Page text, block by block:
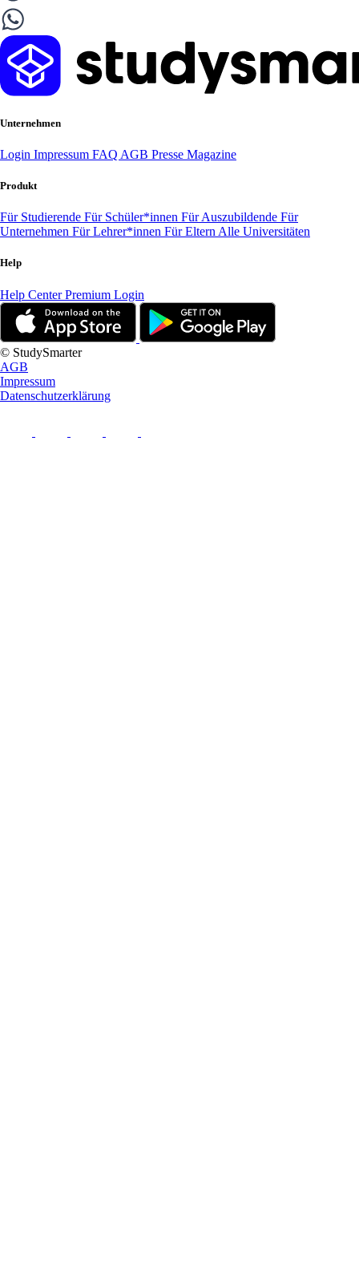
Unternehmen
Login Impressum FAQ AGB Presse Magazine
Produkt
Für Studierende Für Schüler*innen Für Auszubildende Für
Unternehmen Für Lehrer*innen Für Eltern Alle Universitäten
Help
Help CenterPremium Login
© StudySmarter
AGB
Impressum
Datenschutzerklärung